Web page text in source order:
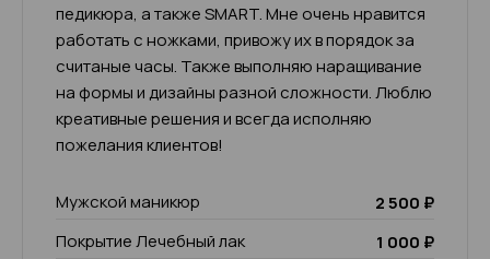
педикюра, а также SMART. Мне очень нравится
работать с ножками, привожу их в порядок за
считаные часы. Также выполняю наращивание
на формы и дизайны разной сложности. Люблю
креативные решения и всегда исполняю
пожелания клиентов!
Мужской маникюр
2 500 ₽
Покрытие Лечебный лак
1 000 ₽